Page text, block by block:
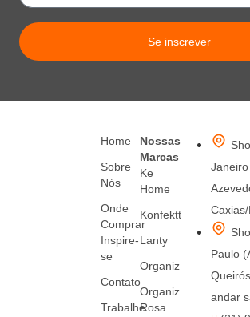
Se inscrever
Home
Sobre
Nós
Onde
Comprar
Inspire-
se
Contato
Trabalhe
Nossas
Marcas
Ke
Home
Konfektt
Lanty
Organiz
Organiz
Rosa
Paulo
andar